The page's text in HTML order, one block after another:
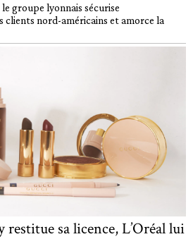
groupe lyonnais sécurise
clients nord-américains et amorce la
restitue sa licence, L’Oréal lui